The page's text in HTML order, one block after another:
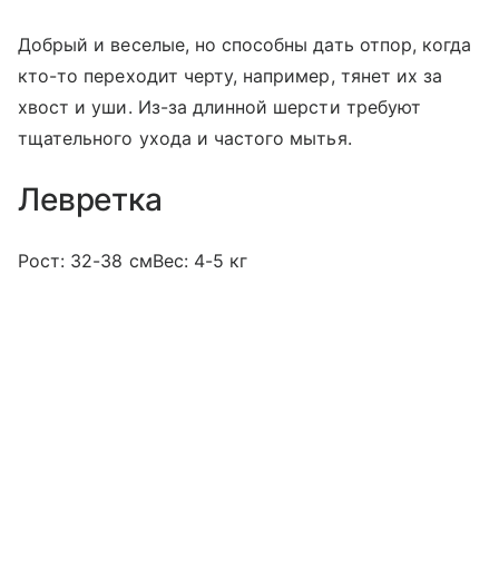
Добрый и веселые, но способны дать отпор, когда
кто-то переходит черту, например, тянет их за
хвост и уши. Из-за длинной шерсти требуют
тщательного ухода и частого мытья.
Левретка
Рост: 32-38 смВес: 4-5 кг